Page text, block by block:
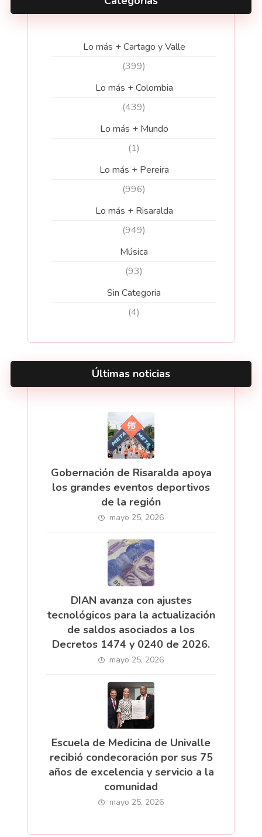
Lo más + Cartago y Valle
(399)
Lo más + Colombia
(439)
Lo más + Mundo
(1)
Lo más + Pereira
(996)
Lo más + Risaralda
(949)
Música
(93)
Sin Categoria
(4)
Últimas noticias
Gobernación de Risaralda apoya
los grandes eventos deportivos
de la región
mayo 25, 2026
DIAN avanza con ajustes
tecnológicos para la actualización
de saldos asociados a los
Decretos 1474 y 0240 de 2026.
mayo 25, 2026
Escuela de Medicina de Univalle
recibió condecoración por sus 75
años de excelencia y servicio a la
comunidad
mayo 25, 2026